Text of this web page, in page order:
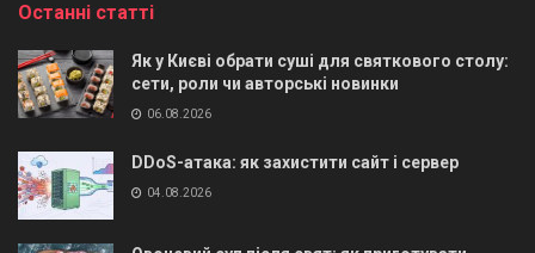
Останні статті
Як у Києві обрати суші для святкового столу:
сети, роли чи авторські новинки
06.08.2026
DDoS-атака: як захистити сайт і сервер
04.08.2026